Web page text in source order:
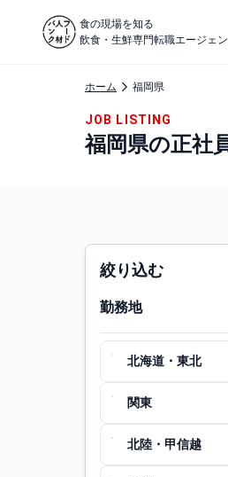
食の現場を知る
飲食・生鮮専門転職エージェン
ホーム 福岡県
JOB LISTING
福岡県の正社
絞り込む
勤務地
北海道・東北
関東
北陸・甲信越